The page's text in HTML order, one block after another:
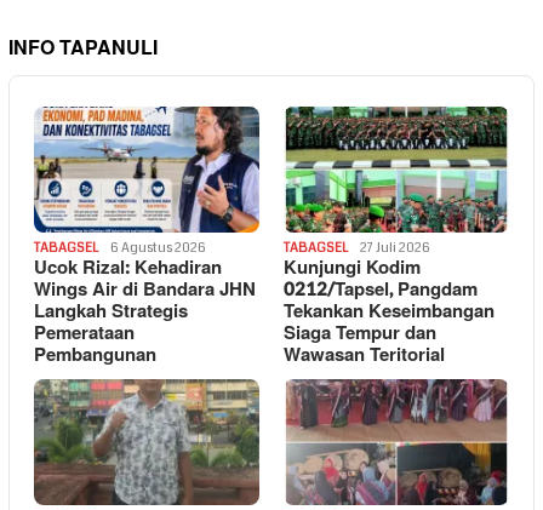
INFO TAPANULI
TABAGSEL 6 Agustus 2026
Ucok Rizal: Kehadiran
Wings Air di Bandara JHN
Langkah Strategis
Pemerataan
Pembangunan
TABAGSEL 27 Juli 2026
Kunjungi Kodim
0212/Tapsel, Pangdam
Tekankan Keseimbangan
Siaga Tempur dan
Wawasan Teritorial